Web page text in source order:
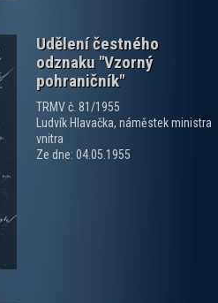
Udělení čestného
odznaku "Vzorný
pohraničník"
TRMV č. 81/1955
Ludvík Hlavačka, náměstek ministra
vnitra
Ze dne: 04.05.1955